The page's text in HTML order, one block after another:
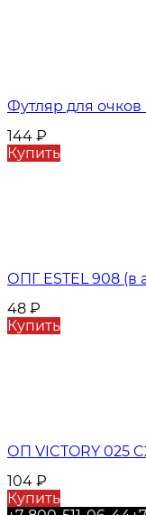
Футляр для очков
144 ₽
Купить
ОПГ ESTEL 908 (в
48 ₽
Купить
ОП VICTORY 025
104 ₽
Купить